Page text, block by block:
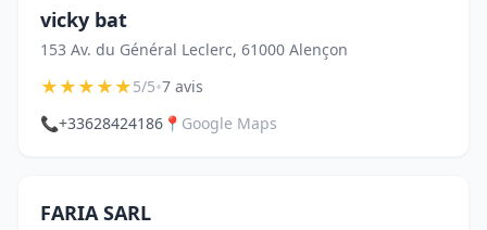
vicky bat
153 Av. du Général Leclerc, 61000 Alençon
★★★★★5/5•7 avis
📞+33628424186 📍 Google Maps
FARIA SARL